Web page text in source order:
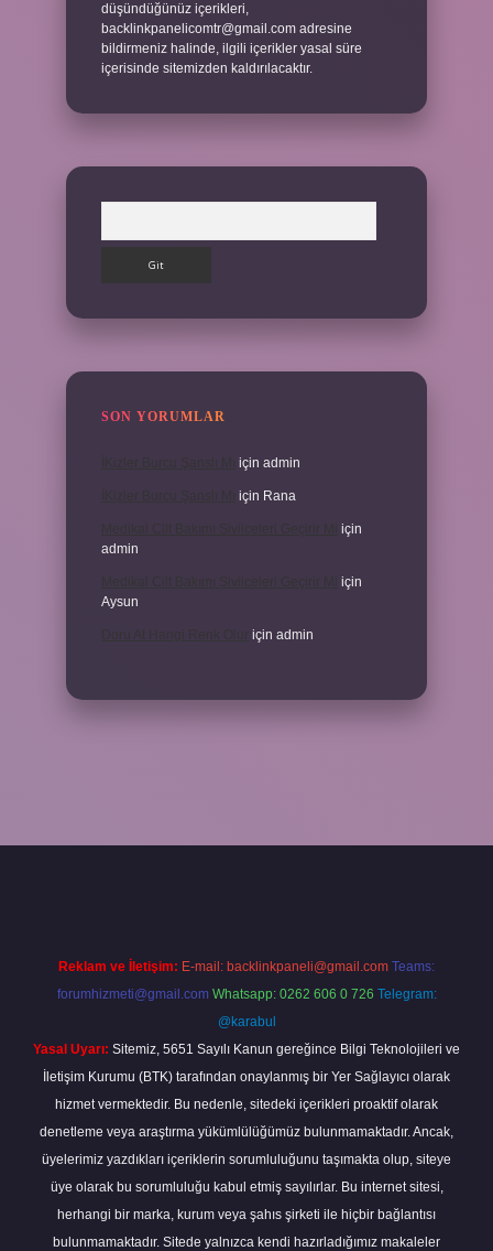
düşündüğünüz içerikleri,
backlinkpanelicomtr@gmail.com adresine
bildirmeniz halinde, ilgili içerikler yasal süre
içerisinde sitemizden kaldırılacaktır.
SON YORUMLAR
için admin
için Rana
için
admin
için
Aysun
için admin
Reklam ve İletişim: E-mail: backlinkpaneli@gmail.com Teams:
forumhizmeti@gmail.com Whatsapp: 0262 606 0 726 Telegram:
@karabul
Yasal Uyarı: Sitemiz, 5651 Sayılı Kanun gereğince Bilgi Teknolojileri ve
İletişim Kurumu (BTK) tarafından onaylanmış bir Yer Sağlayıcı olarak
hizmet vermektedir. Bu nedenle, sitedeki içerikleri proaktif olarak
denetleme veya araştırma yükümlülüğümüz bulunmamaktadır. Ancak,
üyelerimiz yazdıkları içeriklerin sorumluluğunu taşımakta olup, siteye
üye olarak bu sorumluluğu kabul etmiş sayılırlar. Bu internet sitesi,
herhangi bir marka, kurum veya şahıs şirketi ile hiçbir bağlantısı
bulunmamaktadır. Sitede yalnızca kendi hazırladığımız makaleler